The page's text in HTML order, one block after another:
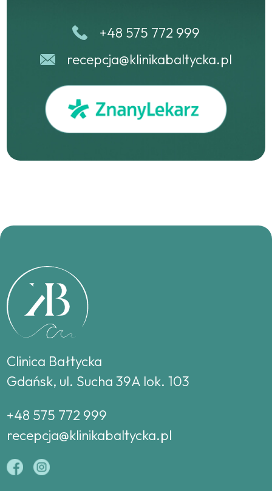
+48 575 772 999
recepcja@klinikabaltycka.pl
Clinica Bałtycka
Gdańsk, ul. Sucha 39A lok. 103
+48 575 772 999
recepcja@klinikabaltycka.pl